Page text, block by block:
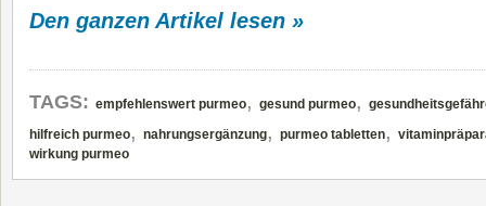
Den ganzen Artikel lesen »
TAGS: empfehlenswert purmeo, gesund purmeo,
hilfreich purmeo, nahrungsergänzung, purmeo tabletten,
wirkung purmeo